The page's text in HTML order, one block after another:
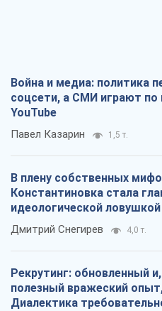
Война и медиа: политика
соцсети, а СМИ играют по
YouTube
Павел Казарин 1,5 т.
В плену собственных
Константиновка стала
идеологической
российских оккупантов
Дмитрий Снегирев 4,0 т.
Рекрутинг: обновленный
полезный вражеский
Диалектика